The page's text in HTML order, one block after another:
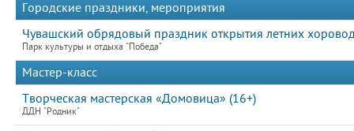
Городские праздники, мероприятия
Чувашский обрядовый праздник открытия летних
Парк культуры и отдыха "Победа"
Мастер-класс
Творческая мастерская «Домовица» (16+)
ДДН "Родник"